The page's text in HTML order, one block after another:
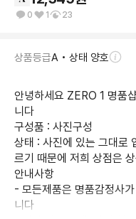
0 1 23
상품등급A • 상태 양호
안녕하세요 ZERO 1 명품
니다
구성품 : 사진구성
상태 : 사진에 있는 그대로
르기 때문에 저희 상점은
안내사항
- 모든제품은 명품감정사
니다